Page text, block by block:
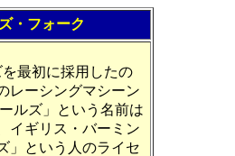
・フォーク
最初に採用したの
レーシングマシーン
ルズ」という名前は
イギリス・バーミン
」という人のライセ